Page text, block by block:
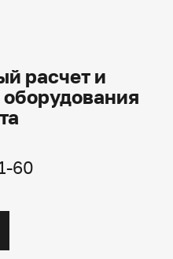
расчет и
оборудования
60